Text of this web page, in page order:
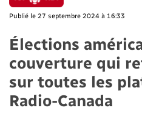
Publié le 27 septembre 2024 à 16:33
Élections
couverture qui
sur toutes les
Radio-Canada